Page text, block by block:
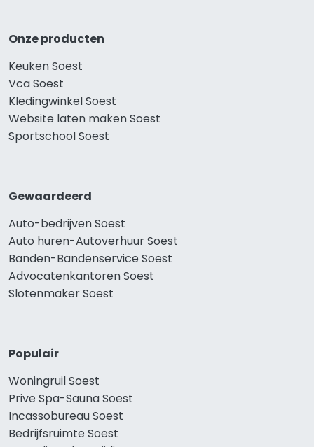
Onze producten
Keuken Soest
Vca Soest
Kledingwinkel Soest
Website laten maken Soest
Sportschool Soest
Gewaardeerd
Auto-bedrijven Soest
Auto huren-Autoverhuur Soest
Banden-Bandenservice Soest
Advocatenkantoren Soest
Slotenmaker Soest
Populair
Woningruil Soest
Prive Spa-Sauna Soest
Incassobureau Soest
Bedrijfsruimte Soest